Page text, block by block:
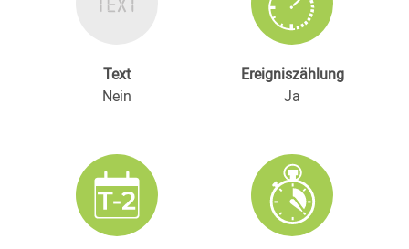
Text
Nein
Ereigniszählung
Ja